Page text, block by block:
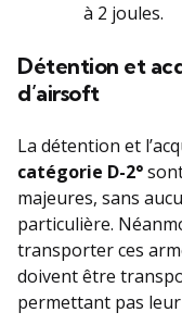
à 2 joules.
Détention et
d’airsoft
La détention et
catégorie D-2°
majeures, sans
particulière.
transporter ces
doivent être
permettant pas